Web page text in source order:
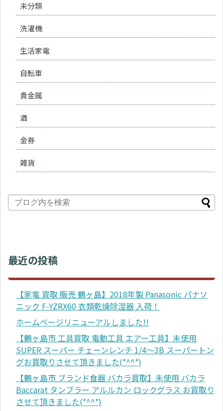
未分類
洗濯機
生活家電
自転車
貴金属
酒
金券
雑貨
最近の投稿
【家電 買取 販売 鶴ヶ島】2018年製 Panasonic パナソ
ニック F-YZRX60 衣類乾燥除湿器 入荷！
ホームページリニューアルしました!!
【鶴ヶ島市 工具買取 電動工具 エアー工具】未使用
SUPER スーパー チェーンレンチ 1/4～3B スーパートン
グお買取りさせて頂きました(*^^*)
【鶴ヶ島市 ブランド食器 バカラ買取】未使用 バカラ
Baccarat タンブラー アルルカン ロックグラス お買取り
させて頂きました(*^^*)